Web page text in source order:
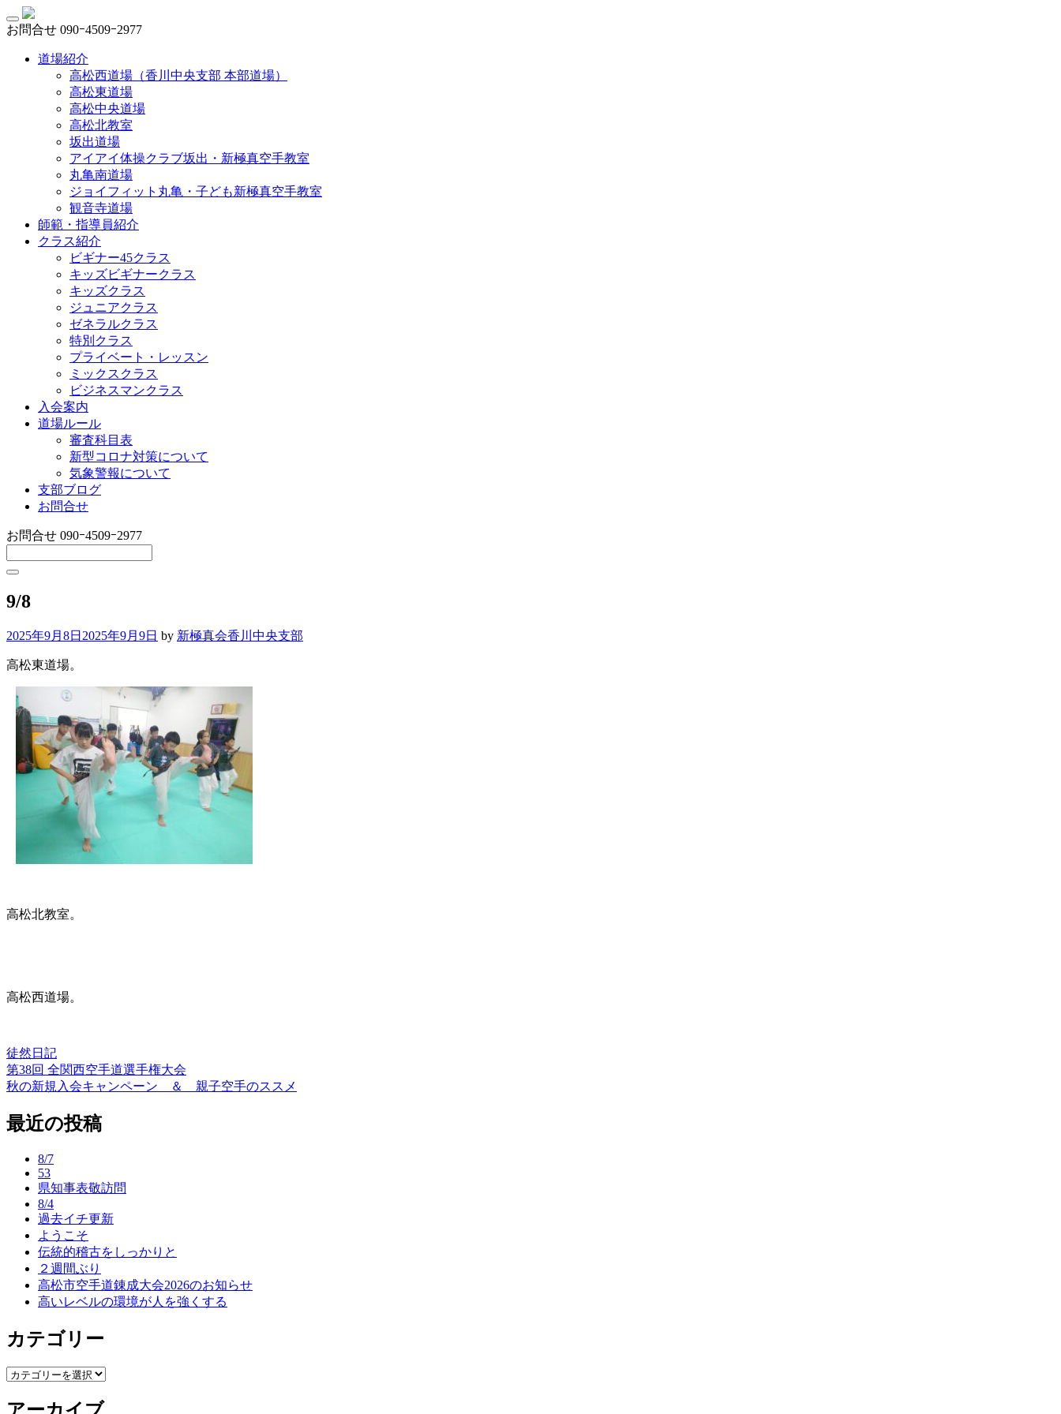
お問合せ 090ｰ4509ｰ2977
道場紹介
高松西道場（香川中央支部 本部道場）
高松東道場
高松中央道場
高松北教室
坂出道場
アイアイ体操クラブ坂出・新極真空手教室
丸亀南道場
ジョイフィット丸亀・子ども新極真空手教室
観音寺道場
師範・指導員紹介
クラス紹介
ビギナー45クラス
キッズビギナークラス
キッズクラス
ジュニアクラス
ゼネラルクラス
特別クラス
プライベート・レッスン
ミックスクラス
ビジネスマンクラス
入会案内
道場ルール
審査科目表
新型コロナ対策について
気象警報について
支部ブログ
お問合せ
お問合せ 090ｰ4509ｰ2977
9/8
2025年9月8日 2025年9月9日 by 新極真会香川中央支部
高松東道場。
高松北教室。
高松西道場。
徒然日記
投
稿
ナ
第38回 全関西空手道選手権大会
秋の新規入会キャンペーン ＆ 親子空手のススメ
最近の投稿
8/7
53
県知事表敬訪問
8/4
過去イチ更新
ようこそ
伝統的稽古をしっかりと
２週間ぶり
高松市空手道錬成大会2026のお知らせ
高いレベルの環境が人を強くする
カテゴリー
カ
ゴ